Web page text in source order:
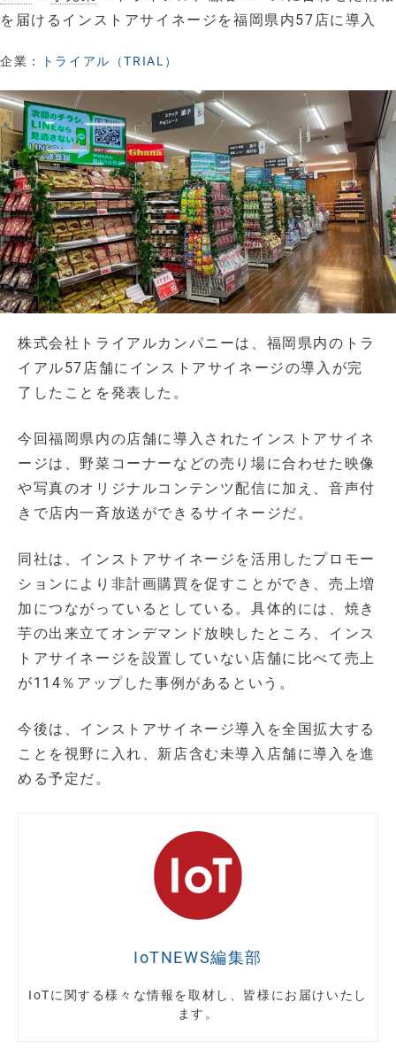
を届けるインストアサイネージを福岡県内57店に導入
企業： トライアル（TRIAL）
株式会社トライアルカンパニーは、福岡県内のトラ
イアル57店舗にインストアサイネージの導入が完
了したことを発表した。
今回福岡県内の店舗に導入されたインストアサイネ
ージは、野菜コーナーなどの売り場に合わせた映像
や写真のオリジナルコンテンツ配信に加え、音声付
きで店内一斉放送ができるサイネージだ。
同社は、インストアサイネージを活用したプロモー
ションにより非計画購買を促すことができ、売上増
加につながっているとしている。具体的には、焼き
芋の出来立てオンデマンド放映したところ、インス
トアサイネージを設置していない店舗に比べて売上
が114％アップした事例があるという。
今後は、インストアサイネージ導入を全国拡大する
ことを視野に入れ、新店含む未導入店舗に導入を進
める予定だ。
IoTNEWS編集部
IoTに関する様々な情報を取材し、皆様にお届けいたし
ます。